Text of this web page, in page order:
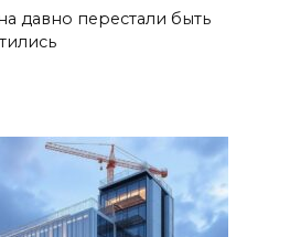
давно перестали быть